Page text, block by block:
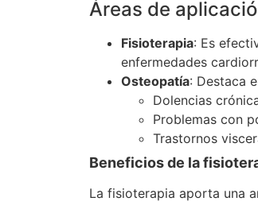
Áreas de
Fisioterapia: Es
enfermedades
Osteopatía: Destaca
Dolencias
Problemas con
Trastornos
Beneficios de la
La fisioterapia aporta una